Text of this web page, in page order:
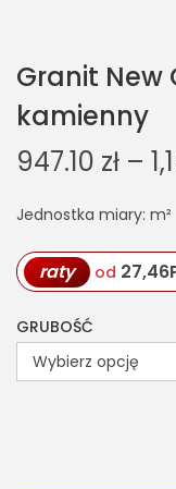
Granit
kamienny
947.10 zł –
Jednostka miary: m²
raty od 27,46
GRUBOŚĆ